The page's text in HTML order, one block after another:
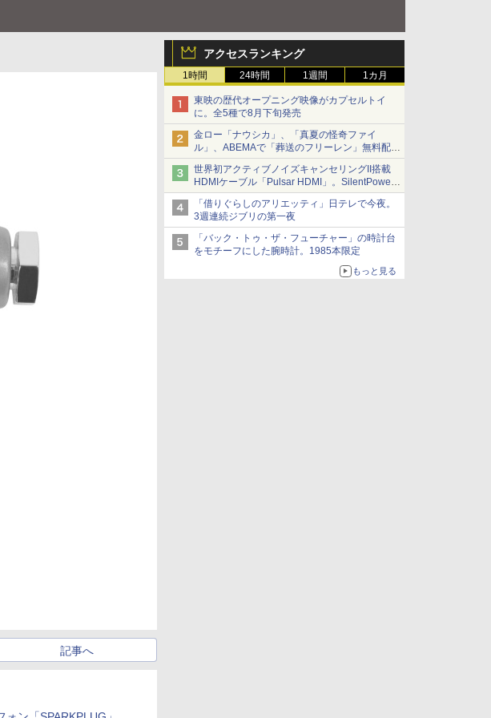
アクセスランキング
1時間 24時間 1週間 1カ月
東映の歴代オープニング映像がカプセルトイ
に。全5種で8月下旬発売
金ロー「ナウシカ」、「真夏の怪奇ファイ
ル」、ABEMAで「葬送のフリーレン」無料配信
など。夏の特番・配信情報
世界初アクティブノイズキャンセリングII搭載
HDMIケーブル「Pulsar HDMI」。SilentPower
から
「借りぐらしのアリエッティ」日テレで今夜。
3週連続ジブリの第一夜
「バック・トゥ・ザ・フューチャー」の時計台
をモチーフにした腕時計。1985本限定
もっと見る
記事へ